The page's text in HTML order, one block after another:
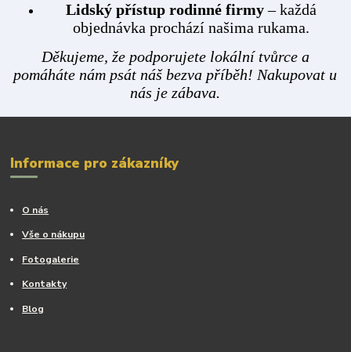
Lidský přístup rodinné firmy– každá
objednávka prochází našima rukama.
Děkujeme, že podporujete lokální tvůrce a
pomáháte nám psát náš bezva příběh! Nakupovat u
nás je zábava.
Informace pro zákazníky
O nás
Vše o nákupu
Fotogalerie
Kontakty
Blog